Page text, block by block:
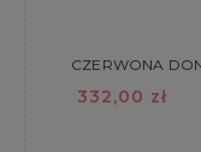
CZERWONA
332,00 zł